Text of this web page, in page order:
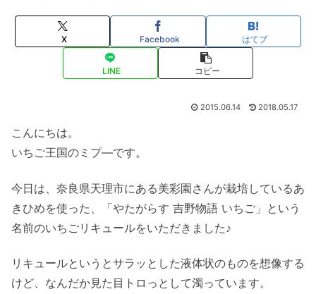
X Facebook はてブ
LINE コピー
2015.06.14 2018.05.17
こんにちは。
いちご王国のミプ―です。
今日は、奈良県天理市にある美彩園さんが栽培しているあ
きひめを使った、「やたがらす 吉野物語 いちご」という
名前のいちごリキュールをいただきました♪
リキュールというとサラッとした液体状のものを想像する
けど、なんだか見た目トロっとして濁っています。